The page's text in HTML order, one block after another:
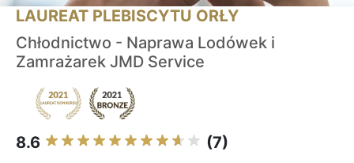
LAUREAT PLEBISCYTU ORŁY
Chłodnictwo - Naprawa Lodówek i
Zamrażarek JMD Service
8.6 (7)